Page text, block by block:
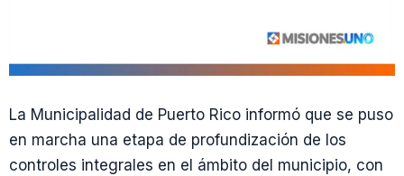
La Municipalidad de Puerto Rico informó que se puso
en marcha una etapa de profundización de los
controles integrales en el ámbito del municipio, con